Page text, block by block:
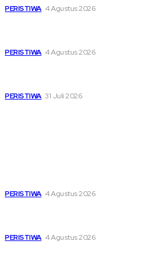
PERISTIWA 4 Agustus 2026
PERISTIWA 4 Agustus 2026
PERISTIWA 31 Juli 2026
PERISTIWA 4 Agustus 2026
PERISTIWA 4 Agustus 2026